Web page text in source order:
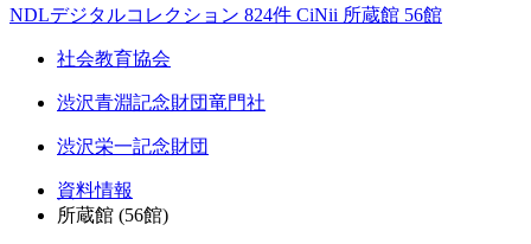
NDLデジタルコレクション 824件 CiNii 所蔵館 56館
社会教育協会
渋沢青淵記念財団竜門社
渋沢栄一記念財団
資料情報
所蔵館 (56館)